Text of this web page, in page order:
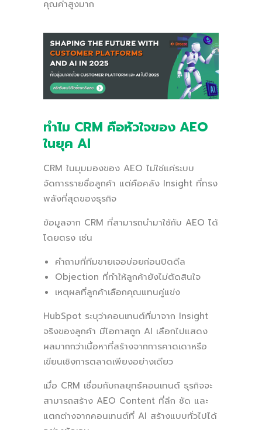
คุณค่าสูงมาก
ทำไม CRM คือหัวใจของ AEO
ในยุค AI
CRM ในมุมมองของ AEO ไม่ใช่แค่ระบบ
จัดการรายชื่อลูกค้า แต่คือคลัง Insight ที่ทรง
พลังที่สุดของธุรกิจ
ข้อมูลจาก CRM ที่สามารถนำมาใช้กับ AEO ได้
โดยตรง เช่น
คำถามที่ทีมขายเจอบ่อยก่อนปิดดีล
Objection ที่ทำให้ลูกค้ายังไม่ตัดสินใจ
เหตุผลที่ลูกค้าเลือกคุณแทนคู่แข่ง
HubSpot ระบุว่าคอนเทนต์ที่มาจาก Insight
จริงของลูกค้า มีโอกาสถูก AI เลือกไปแสดง
ผลมากกว่าเนื้อหาที่สร้างจากการคาดเดาหรือ
เขียนเชิงการตลาดเพียงอย่างเดียว
เมื่อ CRM เชื่อมกับกลยุทธ์คอนเทนต์ ธุรกิจจะ
สามารถสร้าง AEO Content ที่ลึก ชัด และ
แตกต่างจากคอนเทนต์ที่ AI สร้างแบบทั่วไปได้